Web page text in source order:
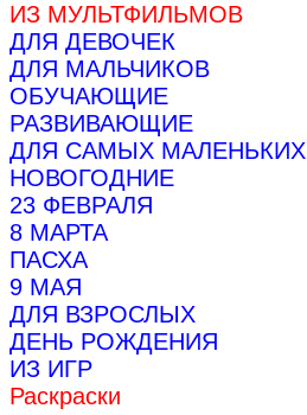
ИЗ МУЛЬТФИЛЬМОВ
ДЛЯ ДЕВОЧЕК
ДЛЯ МАЛЬЧИКОВ
ОБУЧАЮЩИЕ
РАЗВИВАЮЩИЕ
ДЛЯ САМЫХ МАЛЕНЬКИХ
НОВОГОДНИЕ
23 ФЕВРАЛЯ
8 МАРТА
ПАСХА
9 МАЯ
ДЛЯ ВЗРОСЛЫХ
ДЕНЬ РОЖДЕНИЯ
ИЗ ИГР
Раскраски